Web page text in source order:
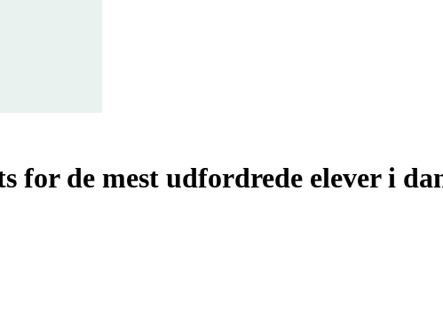
for de mest udfordrede elever i